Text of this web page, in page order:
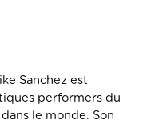
Sanchez est
performers du
le monde. Son